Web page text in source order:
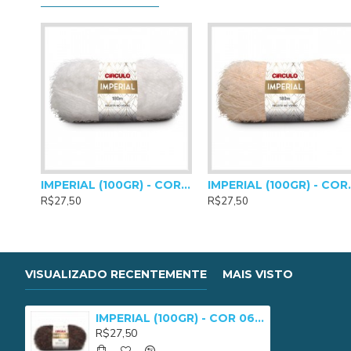
Agulhas para crochê: 5,0mm a 8,0mm
IMPERIAL (100GR) - COR 0010
R$27,50
R$27,50
VISUALIZADO RECENTEMENTE MAIS VISTO
IMPERIAL (100GR) - COR 0608
R$27,50